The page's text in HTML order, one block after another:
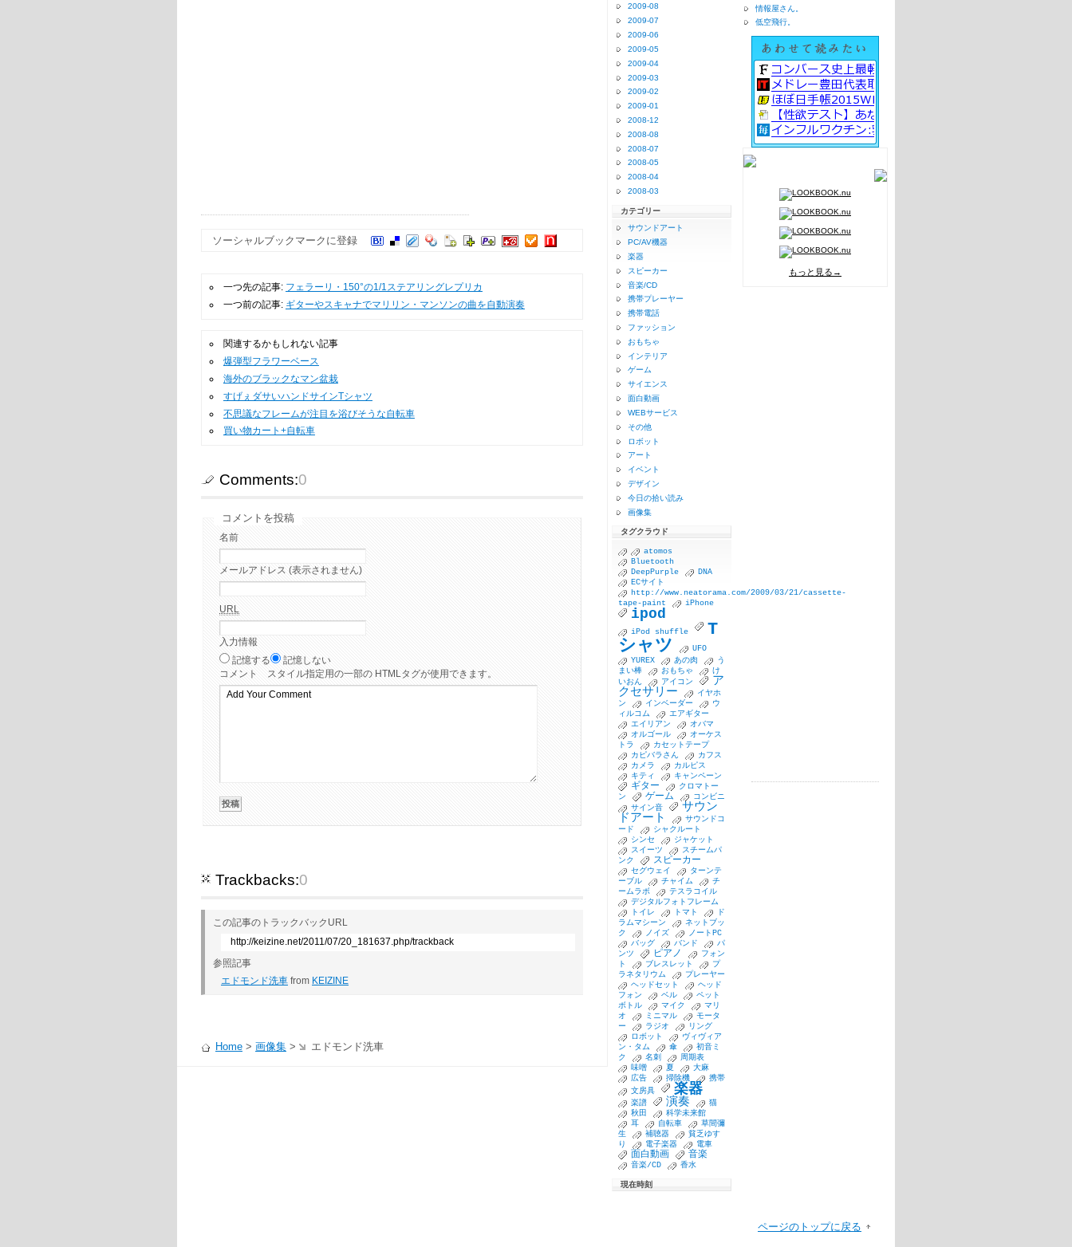
ソーシャルブックマークに登録
一つ先の記事: フェラーリ・150°の1/1ステアリングレプリカ
一つ前の記事: ギターやスキャナでマリリン・マンソンの曲を自動演奏
関連するかもしれない記事
爆弾型フラワーベース
海外のブラックなマン盆栽
すげぇダサいハンドサインTシャツ
不思議なフレームが注目を浴びそうな自転車
買い物カート+自転車
Comments:0
コメントを投稿
名前
メールアドレス (表示されません)
URL
入力情報
記憶する
記憶しない
コメント
スタイル指定用の一部の HTMLタグが使用できます。
Trackbacks:0
この記事のトラックバックURL
http://keizine.net/2011/07/20_181637.php/trackback
参照記事
エドモンド洗車 from KEIZINE
Home > 画像集 > エドモンド洗車
情報屋さん。
低空飛行。
もっと見る→
2009-08
2009-07
2009-06
2009-05
2009-04
2009-03
2009-02
2009-01
2008-12
2008-08
2008-07
2008-05
2008-04
2008-03
カテゴリー
サウンドアート
PC/AV機器
楽器
スピーカー
音楽/CD
携帯プレーヤー
携帯電話
ファッション
おもちゃ
インテリア
ゲーム
サイエンス
面白動画
WEBサービス
その他
ロボット
アート
イベント
デザイン
今日の拾い読み
画像集
タグクラウド
atomos
Bluetooth
DeepPurple
DNA
ECサイト
http://www.neatorama.com/2009/03/21/cassette-
tape-paint
iPhone
ipod
iPod shuffle
T
シャツ
UFO
YUREX
あの肉
う
まい棒
おもちゃ
け
いおん
アイコン
ア
クセサリー
イヤホ
ン
インベーダー
ウ
ィルコム
エアギター
エイリアン
オバマ
オルゴール
オーケス
トラ
カセットテープ
カピバラさん
カフス
カメラ
カルピス
キティ
キャンペーン
ギター
クロマトー
ン
ゲーム
コンビニ
サイン音
サウン
ドアート
サウンドコ
ード
シャクルート
シンセ
ジャケット
スイーツ
スチームパ
ンク
スピーカー
セグウェイ
ターンテ
ーブル
チャイム
チ
ームラボ
テスラコイル
デジタルフォトフレーム
トイレ
トマト
ド
ラムマシーン
ネットブッ
ク
ノイズ
ノートPC
バッグ
バンド
パ
ンツ
ピアノ
フォン
ト
ブレスレット
プ
ラネタリウム
プレーヤー
ヘッドセット
ヘッド
フォン
ベル
ペット
ボトル
マイク
マリ
オ
ミニマル
モータ
ー
ラジオ
リング
ロボット
ヴィヴィア
ン・タム
傘
初音ミ
ク
名刺
周期表
味噌
夏
大麻
広告
掃除機
携帯
文房具
楽器
楽譜 演奏
猫
秋田
科学未来館
耳
自転車
草間彌
生
補聴器
貧乏ゆす
り
電子楽器 電車
面白動画 音楽
音楽/CD 香水
現在時刻
ページのトップに戻る